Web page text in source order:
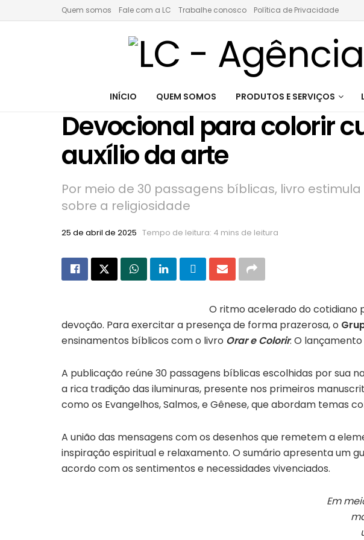
Quem somos Fale com a LC Trabalhe conosco Política de Privacidade
INÍCIO QUEM SOMOS PRODUTOS E SERVIÇOS
Devocional para colorir
auxílio da arte
Por meio de 30 passagens bíblicas, livro
sobre a religiosidade
25 de abril de 2025 Tempo de leitura: 4 mins de leitura
O ritmo acelerado do cotidiano
devoção. Para exercitar a presença de forma prazerosa, o
ensinamentos bíblicos com o livro Orar e Colorir. O
A publicação reúne 30 passagens bíblicas escolhidas por sua
a rica tradição das iluminuras, presente nos primeiros
como os Evangelhos, Salmos, e Gênese, que abordam temas
A união das mensagens com os desenhos que remetem a
inspiração espiritual e relaxamento. O sumário apresenta um
acordo com os sentimentos e necessidades vivenciados.
Em